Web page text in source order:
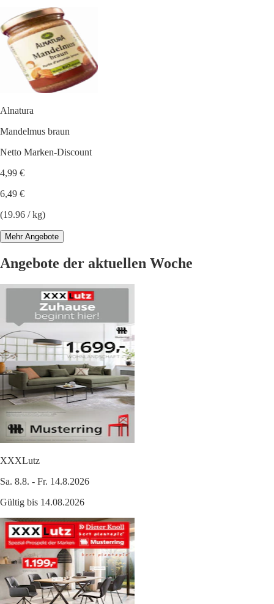
Alnatura
Mandelmus braun
Netto Marken-Discount
4,99 €
6,49 €
(19.96 / kg)
Mehr Angebote
Angebote der aktuellen Woche
XXXLutz
Sa. 8.8. - Fr. 14.8.2026
Gültig bis 14.08.2026